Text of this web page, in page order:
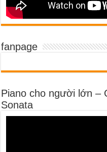
fanpage
Piano cho người lớn –
Sonata